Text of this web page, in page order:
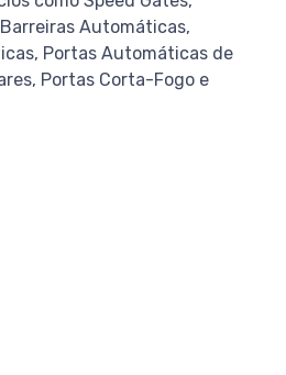
Automáticas,
Portas Automáticas de
Portas Corta-Fogo e